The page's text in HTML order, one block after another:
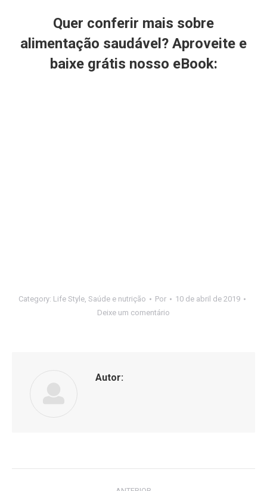
Quer conferir mais sobre
alimentação saudável? Aproveite e
baixe grátis nosso eBook:
Category: Life Style, Saúde e nutrição Por
10 de abril de 2019
Deixe um comentário
Autor: